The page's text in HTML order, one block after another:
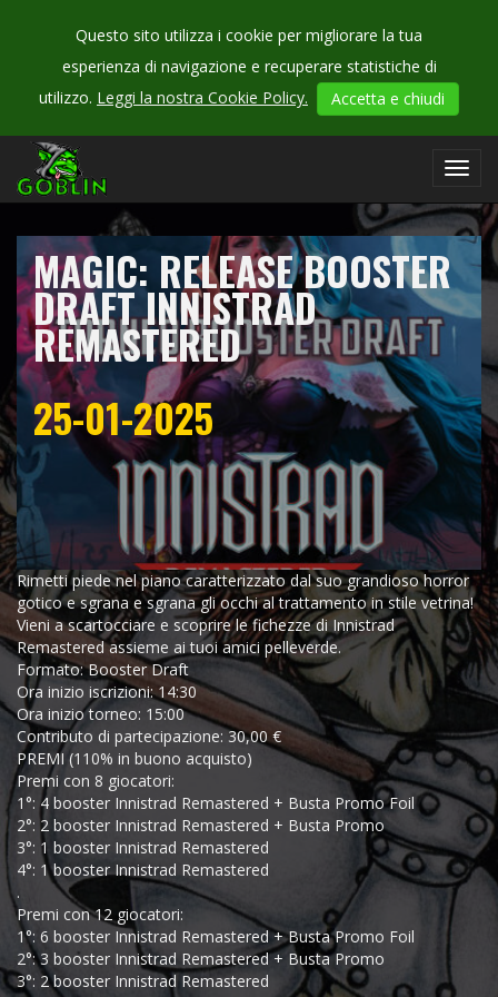
Questo sito utilizza i cookie per migliorare la tua
esperienza di navigazione e recuperare statistiche di
utilizzo. Leggi la nostra Cookie Policy. Accetta e chiudi
CHECK
OUR
MAGIC: RELEASE BOOSTER
DRAFT INNISTRAD
REMASTERED
25-01-2025
Rimetti piede nel piano caratterizzato dal suo grandioso horror
gotico e sgrana e sgrana gli occhi al trattamento in stile vetrina!
Vieni a scartocciare e scoprire le fichezze di Innistrad
Remastered assieme ai tuoi amici pelleverde.
Formato: Booster Draft
Ora inizio iscrizioni: 14:30
Ora inizio torneo: 15:00
Contributo di partecipazione: 30,00 €
PREMI (110% in buono acquisto)
Premi con 8 giocatori:
1°: 4 booster Innistrad Remastered + Busta Promo Foil
2°: 2 booster Innistrad Remastered + Busta Promo
3°: 1 booster Innistrad Remastered
4°: 1 booster Innistrad Remastered
.
Premi con 12 giocatori:
1°: 6 booster Innistrad Remastered + Busta Promo Foil
2°: 3 booster Innistrad Remastered + Busta Promo
3°: 2 booster Innistrad Remastered